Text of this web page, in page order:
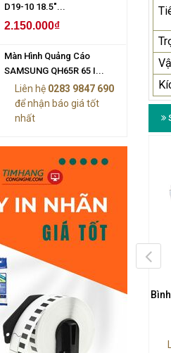
D19-10 18.5"...
2.150.000₫
Màn Hình Quảng Cáo
SAMSUNG QH65R 65 I...
Liên hệ 0283 9847 690
để nhận báo giá tốt
nhất
Bình Ắc Quy SAITE BT-HSE-70-
Liên hệ 0283 9847 690